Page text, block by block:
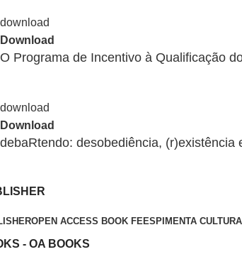
Download
O Programa de Incentivo à Qualificação
Download
debaRtendo: desobediência,
OPEN ACCESS BOOK FEES PIMENTA
- OA BOOKS